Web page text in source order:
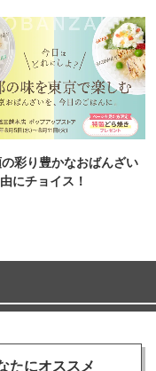
彩り豊かなおばんざい
にチョイス！
たにオススメ